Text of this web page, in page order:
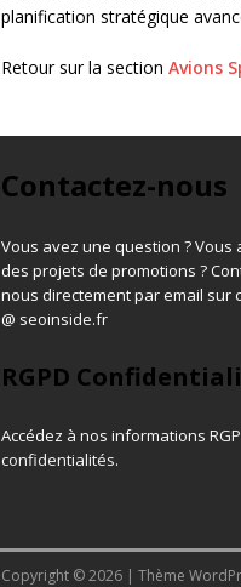
planification stratégique
Retour sur la section Avions
Contactez-nous
Vous avez une question ? Vous
des projets de promotions ?
nous directement par email sur
@ seoinside.fr
RGPD
Accédez à nos informations
confidentialités.
Copyright © 2026 | Thème